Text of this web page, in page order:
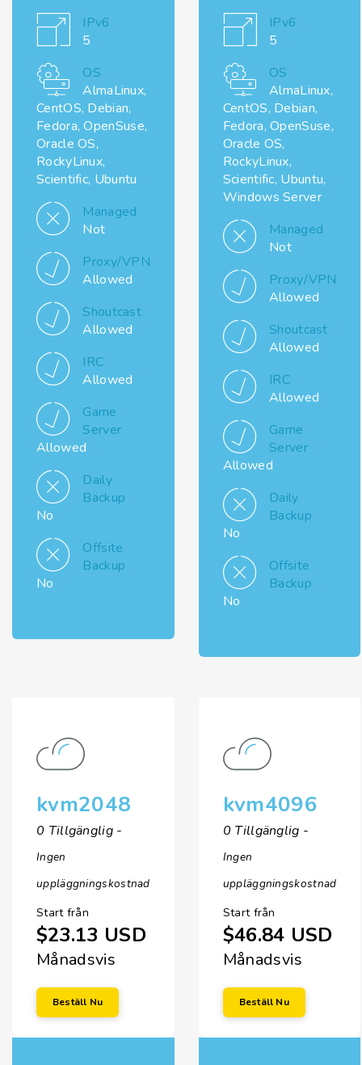
IPv6
5
OS
AlmaLinux,
CentOS, Debian,
Fedora, OpenSuse,
Oracle OS,
RockyLinux,
Scientific, Ubuntu
Managed
Not
Proxy/VPN
Allowed
Shoutcast
Allowed
IRC
Allowed
Game
Server
Allowed
Daily
Backup
No
Offsite
Backup
No
IPv6
5
OS
AlmaLinux,
CentOS, Debian,
Fedora, OpenSuse,
Oracle OS,
RockyLinux,
Scientific, Ubuntu,
Windows Server
Managed
Not
Proxy/VPN
Allowed
Shoutcast
Allowed
IRC
Allowed
Game
Server
Allowed
Daily
Backup
No
Offsite
Backup
No
kvm2048
0 Tillgänglig -
Ingen
uppläggningskostnad
Start från
$23.13 USD
Månadsvis
Beställ Nu
kvm4096
0 Tillgänglig -
Ingen
uppläggningskostnad
Start från
$46.84 USD
Månadsvis
Beställ Nu